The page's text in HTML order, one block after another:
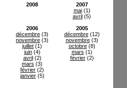
2008
2007
mai(1)
avril (5)
2006
décembre (3)
novembre (3)
juillet (1)
juin(4)
avril(2)
mars (3)
février (2)
janvier(5)
2005
décembre(12)
novembre(3)
octobre(8)
mars (1)
février(2)